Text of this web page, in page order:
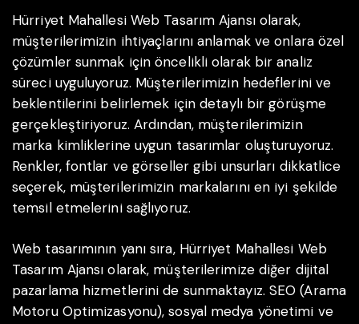
Hürriyet Mahallesi Web Tasarım Ajansı olarak,
müşterilerimizin ihtiyaçlarını anlamak ve onlara özel
çözümler sunmak için öncelikli olarak bir analiz
süreci uyguluyoruz. Müşterilerimizin hedeflerini ve
beklentilerini belirlemek için detaylı bir görüşme
gerçekleştiriyoruz. Ardından, müşterilerimizin
marka kimliklerine uygun tasarımlar oluşturuyoruz.
Renkler, fontlar ve görseller gibi unsurları dikkatlice
seçerek, müşterilerimizin markalarını en iyi şekilde
temsil etmelerini sağlıyoruz.
Web tasarımının yanı sıra, Hürriyet Mahallesi Web
Tasarım Ajansı olarak, müşterilerimize diğer dijital
pazarlama hizmetlerini de sunmaktayız. SEO (Arama
Motoru Optimizasyonu), sosyal medya yönetimi ve